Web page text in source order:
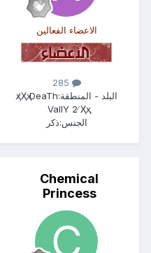
الاعضاء الفعالين
البلد - المنطقة:ҳ̸Ҳ̸ҳ DeaTh
VallY 2 ̸Ҳ̸ҳ
الجنس:ذكر
Chemical
Princess